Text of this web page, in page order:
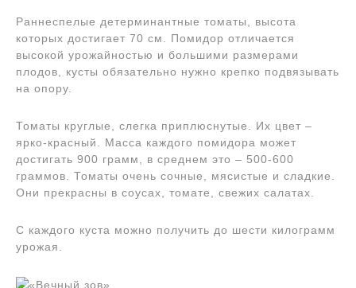
Раннеспелые детерминантные томаты, высота
которых достигает 70 см. Помидор отличается
высокой урожайностью и большими размерами
плодов, кусты обязательно нужно крепко подвязывать
на опору.
Томаты круглые, слегка приплюснутые. Их цвет –
ярко-красный. Масса каждого помидора может
достигать 900 грамм, в среднем это – 500-600
граммов. Томаты очень сочные, мясистые и сладкие.
Они прекрасны в соусах, томате, свежих салатах.
С каждого куста можно получить до шести килограмм
урожая.